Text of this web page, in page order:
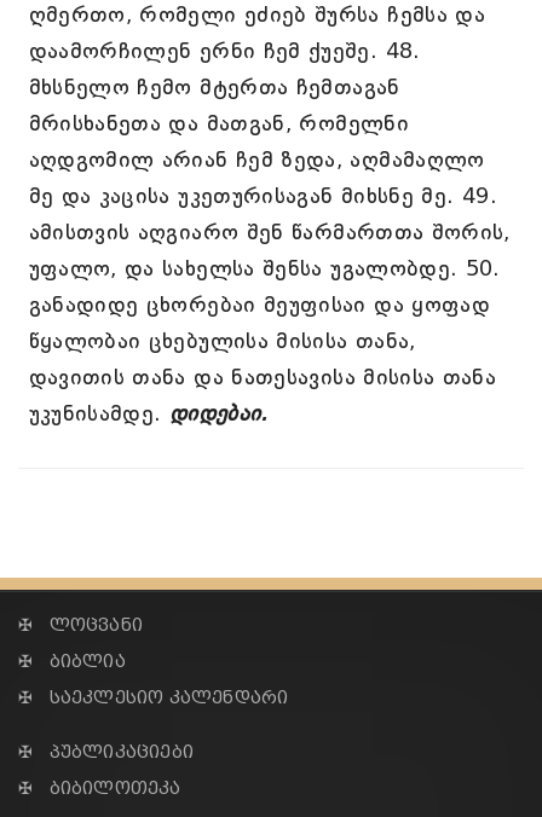
ღმერთო, რომელი ეძიებ შურსა ჩემსა და
დაამორჩილენ ერნი ჩემ ქუეშე. 48.
მხსნელო ჩემო მტერთა ჩემთაგან
მრისხანეთა და მათგან, რომელნი
აღდგომილ არიან ჩემ ზედა, აღმამაღლო
მე და კაცისა უკეთურისაგან მიხსნე მე. 49.
ამისთვის აღგიარო შენ წარმართთა შორის,
უფალო, და სახელსა შენსა უგალობდე. 50.
განადიდე ცხორებაი მეუფისაი და ყოფად
წყალობაი ცხებულისა მისისა თანა,
დავითის თანა და ნათესავისა მისისა თანა
უკუნისამდე. დიდებაი.
✠ ლოცვანი
✠ ბიბლია
✠ საეკლესიო კალენდარი
✠ პუბლიკაციები
✠ ბიბილოთეკა